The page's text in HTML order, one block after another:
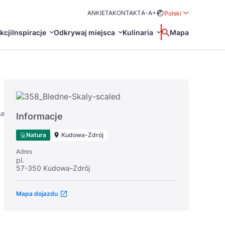
ANKIETAKONTAKTA-A+
Polski
Inspiracje
Certyfikaty POT
Odkrywaj miejsca
Turystyczne
Kulinaria
Restauracje Michelin
Wyszukaj
Mapa
日本語
Informacje
Natura Kudowa-Zdrój
Adres
pl.
57-350 Kudowa-Zdrój
Mapa dojazdu